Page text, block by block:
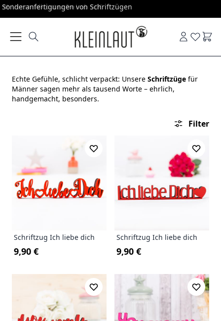
Direkt zum Inhalt
Sonderanfertigungen von Schriftzügen
Echte Gefühle, schlicht verpackt: Unsere Schriftzüge für
Männer sagen mehr als tausend Worte – ehrlich,
handgemacht, besonders.
Filter
Schriftzug Ich liebe dich
9,90 €
Schriftzug Ich liebe dich
9,90 €